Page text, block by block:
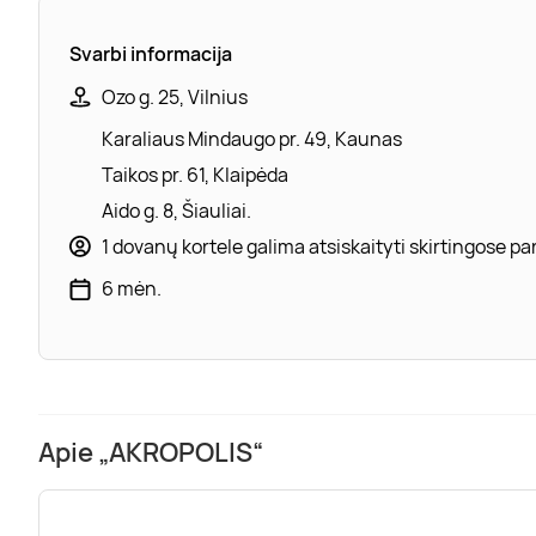
Svarbi informacija
Ozo g. 25, Vilnius
Karaliaus Mindaugo pr. 49, Kaunas
Taikos pr. 61, Klaipėda
Aido g. 8, Šiauliai.
1 dovanų kortele galima atsiskaityti skirtingose
6 mėn.
Apie „AKROPOLIS“